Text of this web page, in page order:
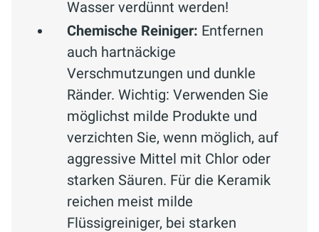
Wasser verdünnt werden!
Chemische Reiniger: Entfernen
auch hartnäckige
Verschmutzungen und dunkle
Ränder. Wichtig: Verwenden Sie
möglichst milde Produkte und
verzichten Sie, wenn möglich, auf
aggressive Mittel mit Chlor oder
starken Säuren. Für die Keramik
reichen meist milde
Flüssigreiniger, bei starken